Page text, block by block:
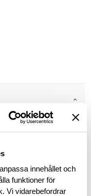
innehållet och
funktioner för
Vi vidarebefordrar
mot uppvisande
eller
legitimation till
behandlad.